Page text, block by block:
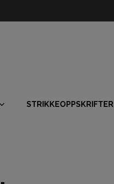
STRIKKEOPPSKRIFTER